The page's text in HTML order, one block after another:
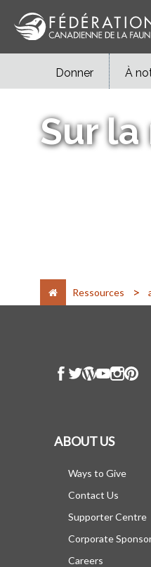
Donner À
Sur
Ressources >
ABOUT US
Ways to Give
Contact Us
Supporter Centre
Corporate
Careers